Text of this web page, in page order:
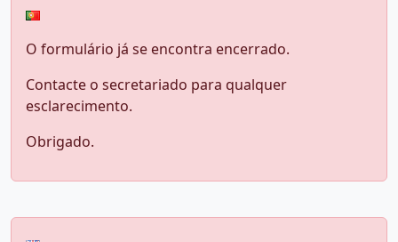
O formulário já se encontra encerrado.
Contacte o secretariado para qualquer
esclarecimento.
Obrigado.